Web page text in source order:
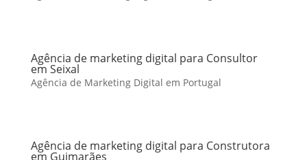
Agência de marketing digital para Consultor
em Seixal
Agência de Marketing Digital em Portugal
Agência de marketing digital para Construtora
em Guimarães